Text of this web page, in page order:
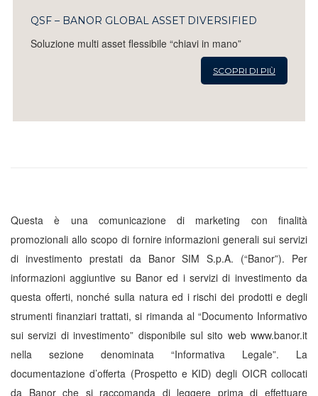
QSF – BANOR GLOBAL ASSET DIVERSIFIED
Soluzione multi asset flessibile “chiavi in mano”
SCOPRI DI PIÙ
Questa è una comunicazione di marketing con finalità
promozionali allo scopo di fornire informazioni generali sui servizi
di investimento prestati da Banor SIM S.p.A. (“Banor”). Per
informazioni aggiuntive su Banor ed i servizi di investimento da
questa offerti, nonché sulla natura ed i rischi dei prodotti e degli
strumenti finanziari trattati, si rimanda al “Documento Informativo
sui servizi di investimento” disponibile sul sito web www.banor.it
nella sezione denominata “Informativa Legale”. La
documentazione d’offerta (Prospetto e KID) degli OICR collocati
da Banor che si raccomanda di leggere prima di effettuare